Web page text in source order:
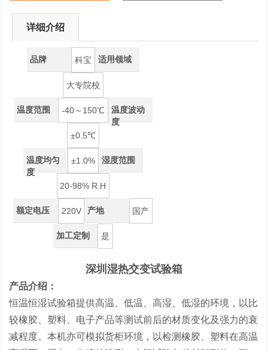
详细介绍
品牌 科宝 适用领域
大专院校
温度范围 -40～150℃
温度波动
度
±0.5℃
温度均匀
度
±1.0% 湿度范围
20-98% R.H
额定电压 220V 产地 国产
加工定制 是
深圳湿热交变试验箱
产品介绍：
恒温恒湿试验箱提供高温、低温、高湿、低湿的环境，以比
较橡胶、塑料、电子产品等测试前后的材质变化及强力的衰
减程度。本机亦可模拟货柜环境，以检测橡胶、塑料在高温